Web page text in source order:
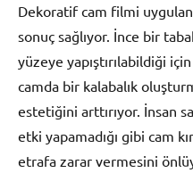
Dekoratif cam filmi
sonuç sağlıyor. İnce bir
yüzeye yapıştırılabildiği
camda bir kalabalık
estetiğini arttırıyor. İnsan
etki yapamadığı gibi cam
etrafa zarar vermesini